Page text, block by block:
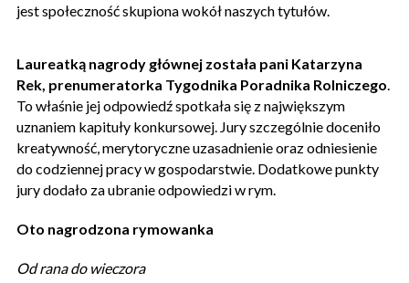
jest społeczność skupiona wokół naszych tytułów.
Laureatką nagrody głównej została pani Katarzyna
Rek, prenumeratorka Tygodnika Poradnika Rolniczego
To właśnie jej odpowiedź spotkała się z największym
uznaniem kapituły konkursowej. Jury szczególnie doceniło
kreatywność, merytoryczne uzasadnienie oraz odniesienie
do codziennej pracy w gospodarstwie. Dodatkowe punkty
jury dodało za ubranie odpowiedzi w rym.
Oto nagrodzona rymowanka
Od rana do wieczora